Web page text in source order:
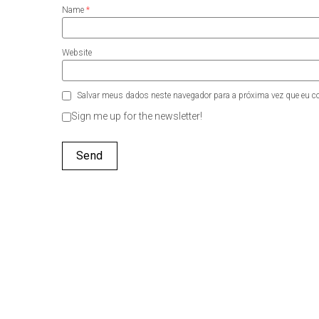
Name *
Website
Salvar meus dados neste navegador para a próxima vez que eu
Sign me up for the newsletter!